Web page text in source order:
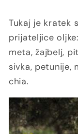
Tukaj je kratek
prijateljice
meta, žajbelj,
sivka, petunije,
chia.